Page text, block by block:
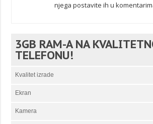
njega postavite ih u
3GB RAM-A NA
TELEFONU!
Kvalitet izrade
Ekran
Kamera